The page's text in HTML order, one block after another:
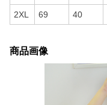
2XL 69 40
商品画像